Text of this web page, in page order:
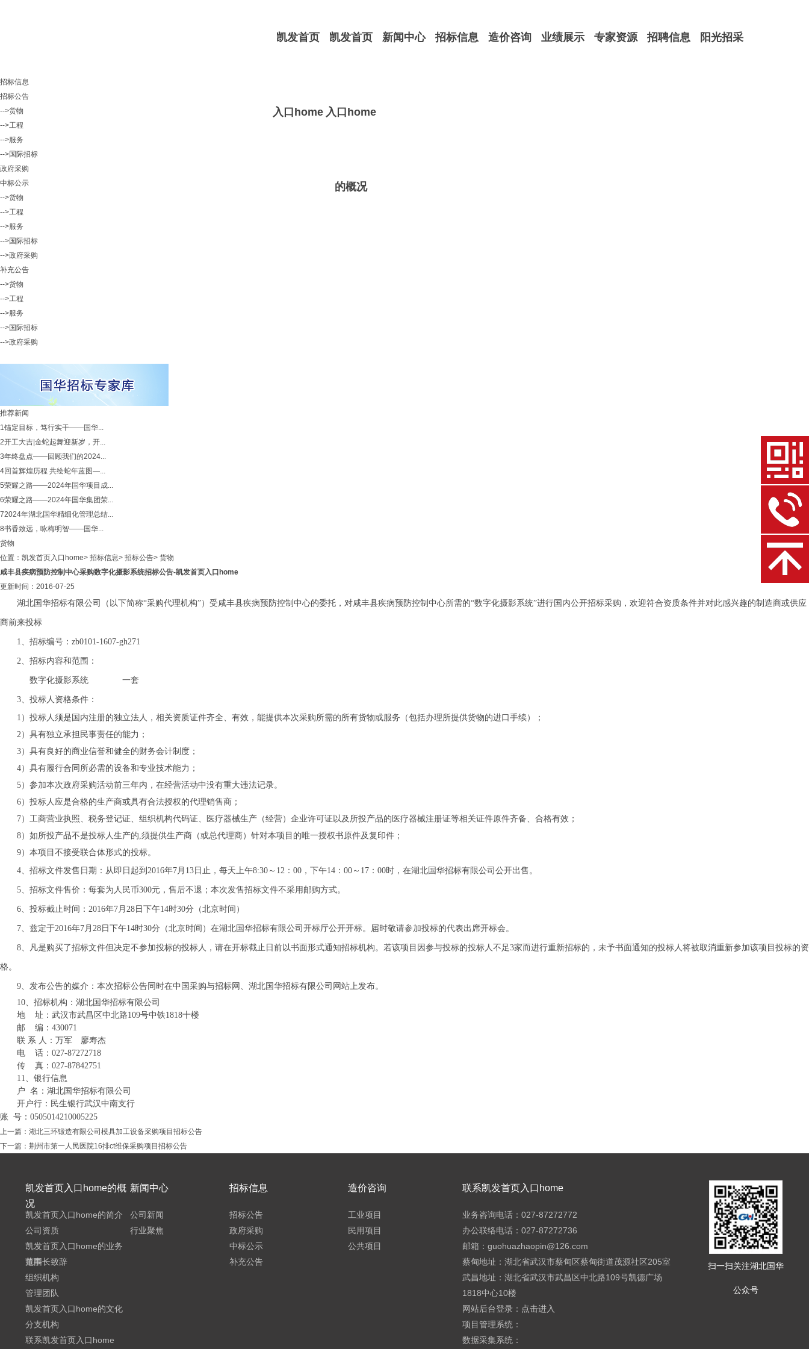
凯发首页
入口home
凯发首页
入口home
的概况
新闻中心 招标信息 造价咨询 业绩展示 专家资源 招聘信息 阳光招采
招标信息
招标公告
-->货物
-->工程
-->服务
-->国际招标
政府采购
中标公示
-->货物
-->工程
-->服务
-->国际招标
-->政府采购
补充公告
-->货物
-->工程
-->服务
-->国际招标
-->政府采购
推荐新闻
1锚定目标，笃行实干——国华...
2开工大吉|金蛇起舞迎新岁，开...
3年终盘点——回顾我们的2024...
4回首辉煌历程 共绘蛇年蓝图—...
5荣耀之路——2024年国华项目成...
6荣耀之路——2024年国华集团荣...
72024年湖北国华精细化管理总结...
8书香致远，咏梅明智——国华...
货物
位置： 凯发首页入口home> 招标信息> 招标公告> 货物
咸丰县疾病预防控制中心采购数字化摄影系统招标公告-凯发首页入口home
更新时间：2016-07-25
湖北国华招标有限公司（以下简称“采购代理机构”）受咸丰县疾病预防控制中心的委托，对咸丰县疾病预防控制中心所需的“数字化摄影系统”进行国内公开招标采购 ，欢迎符合资质条件并对此感兴趣的制造商或供应
商前来投标
1、招标编号：zb0101-1607-gh271
2、招标内容和范围：
数字化摄影系统 一套
3、 投标人资格条件：
1） 投标人须是国内注册的独立法人，相关资质证件齐全、有效，能提供本次采购所需的所有货物或服务（包括办理所提供货物的进口手续）；
2） 具有独立承担民事责任的能力；
3） 具有良好的商业信誉和健全的财务会计制度；
4） 具有履行合同所必需的设备和专业技术能力；
5） 参加本次政府采购活动前三年内，在经营活动中没有重大违法记录。
6） 投标人应是合格的生产商或具有合法授权的代理销售商；
7） 工商营业执照、税务登记证、组织机构代码证、医疗器械生产（经营）企业许可证以及所投产品的医疗器械注册证等相关证件原件齐备、合格有效；
8） 如所投产品不是投标人生产的,须提供生产商（或总代理商）针对本项目的唯一授权书原件及复印件；
9） 本项目不接受联合体形式的投标。
4、招标文件发售日期：从即日起到 2016年7月 13 日 止，每天上午8:30～ 12：00，下午14：00 ～ 17：00时，在湖北国华招标有限公司公开出售。
5、招标文件售价：每套为人民币300元，售后不退 ； 本次发售招标文件不采用邮购方式。
6、投标截止时间： 2016年7月 28 日下午14时30分（北京时间）
7、兹定于2016年7月 28 日下午14时30分 （北京时间）在湖北国华招标有限公司开标厅公开开标。届时敬请参加投标的代表出席开标会。
8、凡是购买了招标文件但决定不参加投标的投标人，请在开标截止日前以书面形式通知招标机构。若该项目因参与投标的投标人不足3家而进行重新招标的，未予书面通知的投标人将被取消重新参加该项目投标的资
格。
9、发布公告的媒介：本次招标公告同时在中国采购与招标网、湖北国华招标有限公司网站上发布。
10、招标机构：湖北国华招标有限公司
地 址：武汉市武昌区中北路109号中铁1818十楼
邮 编：430071
联 系 人： 万军 廖寿杰
电 话：027-87272718
传 真：027-87842751
11、银行信息
户 名：湖北国华招标有限公司
开户行：民生银行武汉中南支行
账 号：0505014210005225
上一篇： 湖北三环锻造有限公司模具加工设备采购项目招标公告
下一篇： 荆州市第一人民医院16排ct维保采购项目招标公告
凯发首页入口home的概
况
凯发首页入口home的简介
公司资质
凯发首页入口home的业务
范围
董事长致辞
组织机构
管理团队
凯发首页入口home的文化
分支机构
联系凯发首页入口home
新闻中心
公司新闻
行业聚焦
招标信息
招标公告
政府采购
中标公示
补充公告
造价咨询
工业项目
民用项目
公共项目
联系凯发首页入口home
业务咨询电话：027-87272772
办公联络电话：027-87272736
邮箱： guohuazhaopin@126.com
蔡甸地址：湖北省武汉市蔡甸区蔡甸街道茂源社区205室
武昌地址：湖北省武汉市武昌区中北路109号凯德广场
1818中心10楼
网站后台登录： 点击进入
项目管理系统：
数据采集系统：
扫一扫关注湖北国华
公众号